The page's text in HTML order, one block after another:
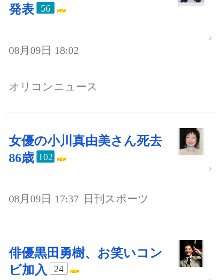
発表
56
08月09日 18:02
オリコンニュース
女優の小川真由美さん死去
86歳 102
08月09日 17:37 日刊スポーツ
俳優黒田勇樹、お笑いコン
ビ加入
24